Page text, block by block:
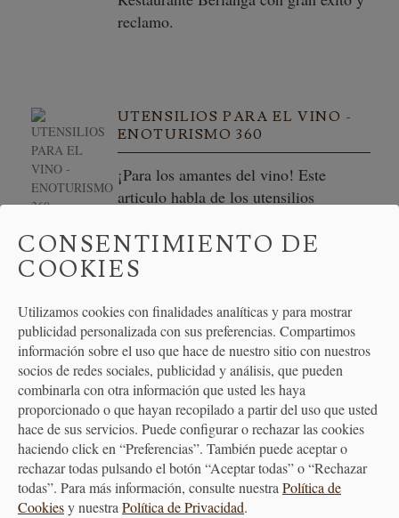
reclamo.
UTENSILIOS PARA EL VINO -
ENOTURISMO 360
¡Para los amantes del vino! Este
articulo habla de los utensilios
botella de vino.
EL ALAMBIQUE REVISITED
¡Carlos García-Calvo habla de sus
vivencias en Alambique!
<< 1 ... 3 4 5 6 7 >>
CONSENTIMIENTO DE
COOKIES
Utilizamos cookies con finalidades analíticas y para mostrar
publicidad personalizada con sus preferencias. Compartimos
información sobre el uso que hace de nuestro sitio con nuestros
socios de redes sociales, publicidad y análisis, que pueden
combinarla con otra información que usted les haya
proporcionado o que hayan recopilado a partir del uso que usted
hace de sus servicios. Puede configurar o rechazar las cookies
haciendo click en “Preferencias”. También puede aceptar o
rechazar todas pulsando el botón “Aceptar todas” o “Rechazar
todas”. Para más información, consulte nuestra Política de
Cookiesy nuestra Política de Privacidad.